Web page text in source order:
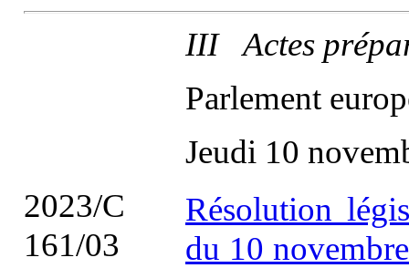
III Actes
Parlement
Jeudi 10
2023/C
161/03
Résolution
du 10